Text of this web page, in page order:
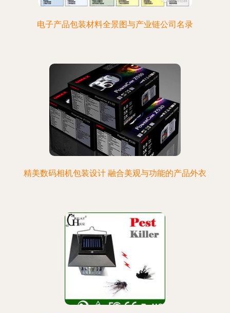
电子产品包装材料全景图与产业链公司名录
精美数码相机包装设计 融合美观与功能的产品外衣